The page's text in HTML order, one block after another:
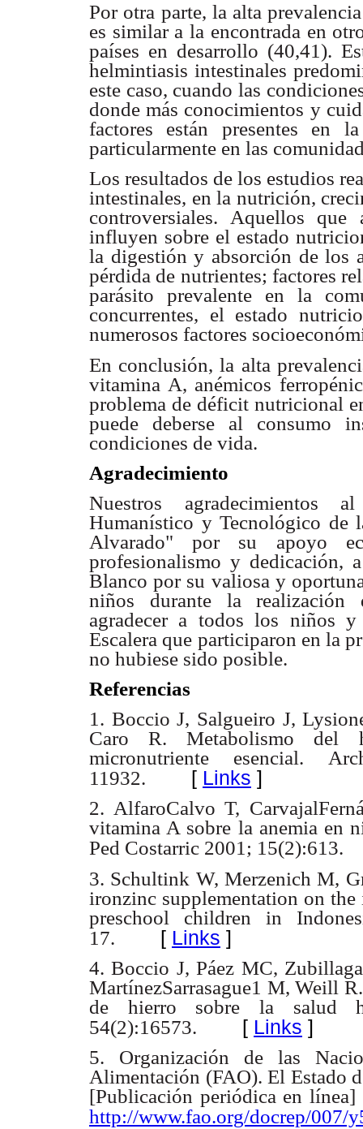
Por otra parte, la alta
es similar a la encontrada en
países en desarrollo (40,41).
helmintiasis intestinales
este caso, cuando las
donde más conocimientos y
factores están
presentes en
particularmente en las
Los resultados de los estudios
intestinales, en la nutrición,
controversiales. Aquellos
que
influyen sobre el estado
la digestión y absorción de los
pérdida de nutrientes; factores
parásito
prevalente en la
concurrentes, el estado
numerosos factores
En conclusión, la alta
vitamina A, anémicos
problema de déficit nutricional
puede deberse al consumo
condiciones de vida.
Agradecimiento
Nuestros agradecimientos
Humanístico y Tecnológico de
Alvarado" por su apoyo
profesionalismo y dedicación,
Blanco por su valiosa y
niños durante la realización
agradecer a todos los niños y
Escalera que participaron en la
no hubiese sido posible.
Referencias
1. Boccio J, Salgueiro J,
Caro R. Metabolismo del
micronutriente esencial.
11932. [ Links ]
2. AlfaroCalvo T,
vitamina A sobre la anemia en
Ped Costarric 2001; 15(2):613.
3. Schultink W, Merzenich M,
ironzinc supplementation on
preschool children in
17. [ Links ]
4. Boccio J, Páez MC,
MartínezSarrasague1 M, Weill
de hierro sobre la salud
54(2):16573. [ Links ]
5. Organización de las
Alimentación (FAO). El Estado
[Publicación periódica en
http://www.fao.org/docrep/007/